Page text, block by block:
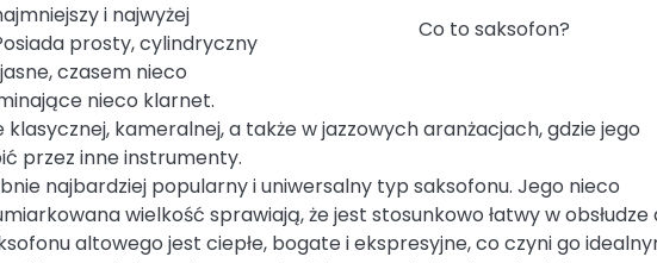
Co to saksofon?
i najwyżej
prosty, cylindryczny
czasem nieco
nieco klarnet.
kameralnej, a także w jazzowych aranżacjach, gdzie jego
przez inne instrumenty.
najbardziej popularny i uniwersalny typ saksofonu. Jego nieco
wielkość sprawiają, że jest stosunkowo łatwy w obsłudze
altowego jest ciepłe, bogate i ekspresyjne, co czyni go